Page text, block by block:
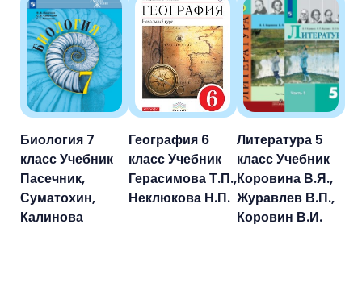
Биология 7
класс Учебник
Пасечник,
Суматохин,
Калинова
География 6
класс Учебник
Герасимова Т.П.,
Неклюкова Н.П.
Литература 5
класс Учебник
Коровина В.Я.,
Журавлев В.П.,
Коровин В.И.